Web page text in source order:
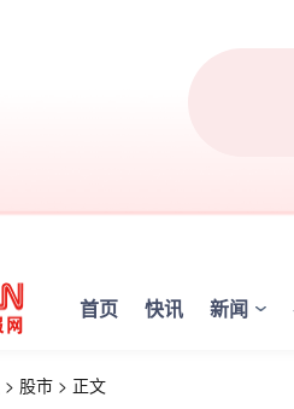
首页 快讯 新闻
> 股市 > 正文